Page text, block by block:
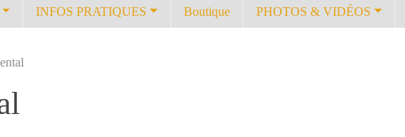
INFOS PRATIQUES Boutique PHOTOS & VIDÉOS